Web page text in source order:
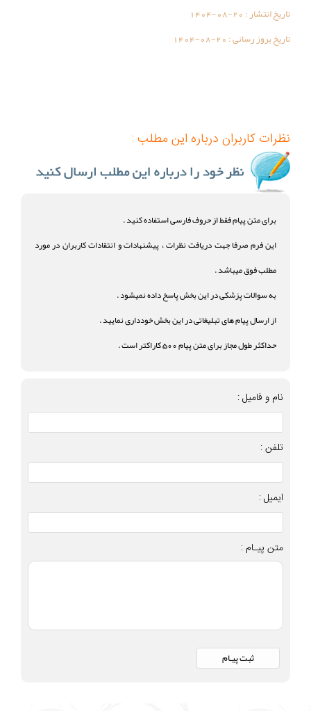
تاریخ انتشار :1404-08-20
تاریخ بروز رسانی :1404-08-20
نظرات کاربران درباره این مطلب :
برای متن پیام فقط از حروف فارسی استفاده کنید .
این فرم صرفا جهت دریافت نظرات ، پیشنهادات و انتقادات کاربران در مورد
مطلب فوق میباشد .
به سوالات پزشکی در این بخش پاسخ داده نمیشود .
از ارسال پیام های تبلیغاتی در این بخش خودداری نمایید .
حداکثر طول مجاز برای متن پیام 500 کاراکتر است .
نام و فامیل :
تلفن :
ایمیل :
متن پیـام :